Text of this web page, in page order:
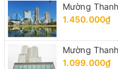
Mường
1.450.000₫
Mường
1.099.000₫